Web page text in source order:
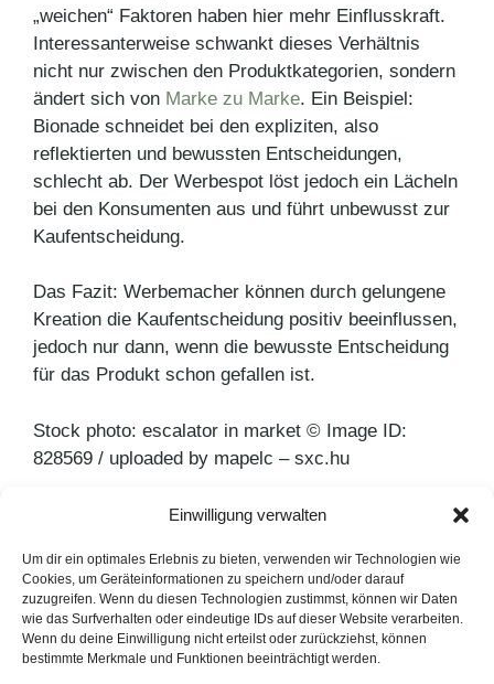
Einwilligung verwalten
Um dir ein optimales Erlebnis zu bieten, verwenden wir Technologien wie
Cookies, um Geräteinformationen zu speichern und/oder darauf
zuzugreifen. Wenn du diesen Technologien zustimmst, können wir Daten
wie das Surfverhalten oder eindeutige IDs auf dieser Website verarbeiten.
Wenn du deine Einwilligung nicht erteilst oder zurückziehst, können
bestimmte Merkmale und Funktionen beeinträchtigt werden.
„weichen“ Faktoren haben hier mehr Einflusskraft.
Interessanterweise schwankt dieses Verhältnis
nicht nur zwischen den Produktkategorien, sondern
ändert sich von Marke zu Marke. Ein Beispiel:
Bionade schneidet bei den expliziten, also
reflektierten und bewussten Entscheidungen,
schlecht ab. Der Werbespot löst jedoch ein Lächeln
bei den Konsumenten aus und führt unbewusst zur
Kaufentscheidung.
Das Fazit: Werbemacher können durch gelungene
Kreation die Kaufentscheidung positiv beeinflussen,
jedoch nur dann, wenn die bewusste Entscheidung
für das Produkt schon gefallen ist.
Stock photo: escalator in market © Image ID:
828569 / uploaded by mapelc – sxc.hu
Schlagwörter
Werbung
PR-Krise vorbei: Kik auf Erfolgskurs
Social Media verändert Testimonialwerbung